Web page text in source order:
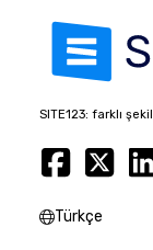
SITE123: farklı
Türkçe